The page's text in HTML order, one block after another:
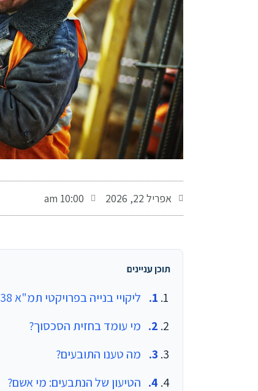
אפריל 22, 2026 10:00 am
תוכן עניינים
ליקויי בנייה בפרויקטי תמ"א 38: מה הן זכויות הדיירים וחובות הקבלנים
מי עומד בחזית הסכסוך?
מה טענו התובעים?
הטיעון של הנתבעים: מי אשם?